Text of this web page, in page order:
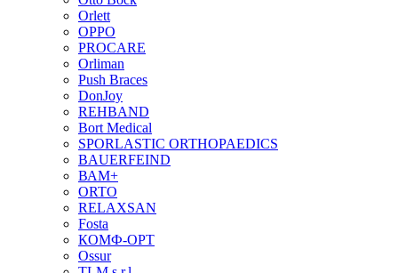
Orlett
OPPO
PROCARE
Orliman
Push Braces
DonJoy
REHBAND
Bort Medical
SPORLASTIC ORTHOPAEDICS
BAUERFEIND
ВАМ+
ORTO
RELAXSAN
Fosta
КОМФ-ОРТ
Ossur